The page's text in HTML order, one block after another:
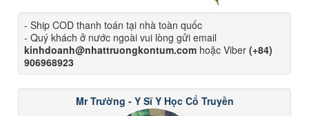
- Ship COD thanh toán tại nhà toàn quốc
- Quý khách ở nước ngoài vui lòng gửi email
kinhdoanh@nhattruongkontum.com hoặc Viber (+84)
906968923
Mr Trường - Y Sĩ Y Học Cổ Truyền